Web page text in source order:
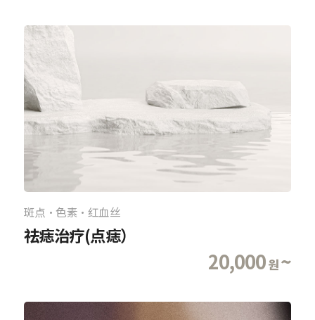
斑点·色素·红血丝
祛痣治疗(点痣）
20,000원~